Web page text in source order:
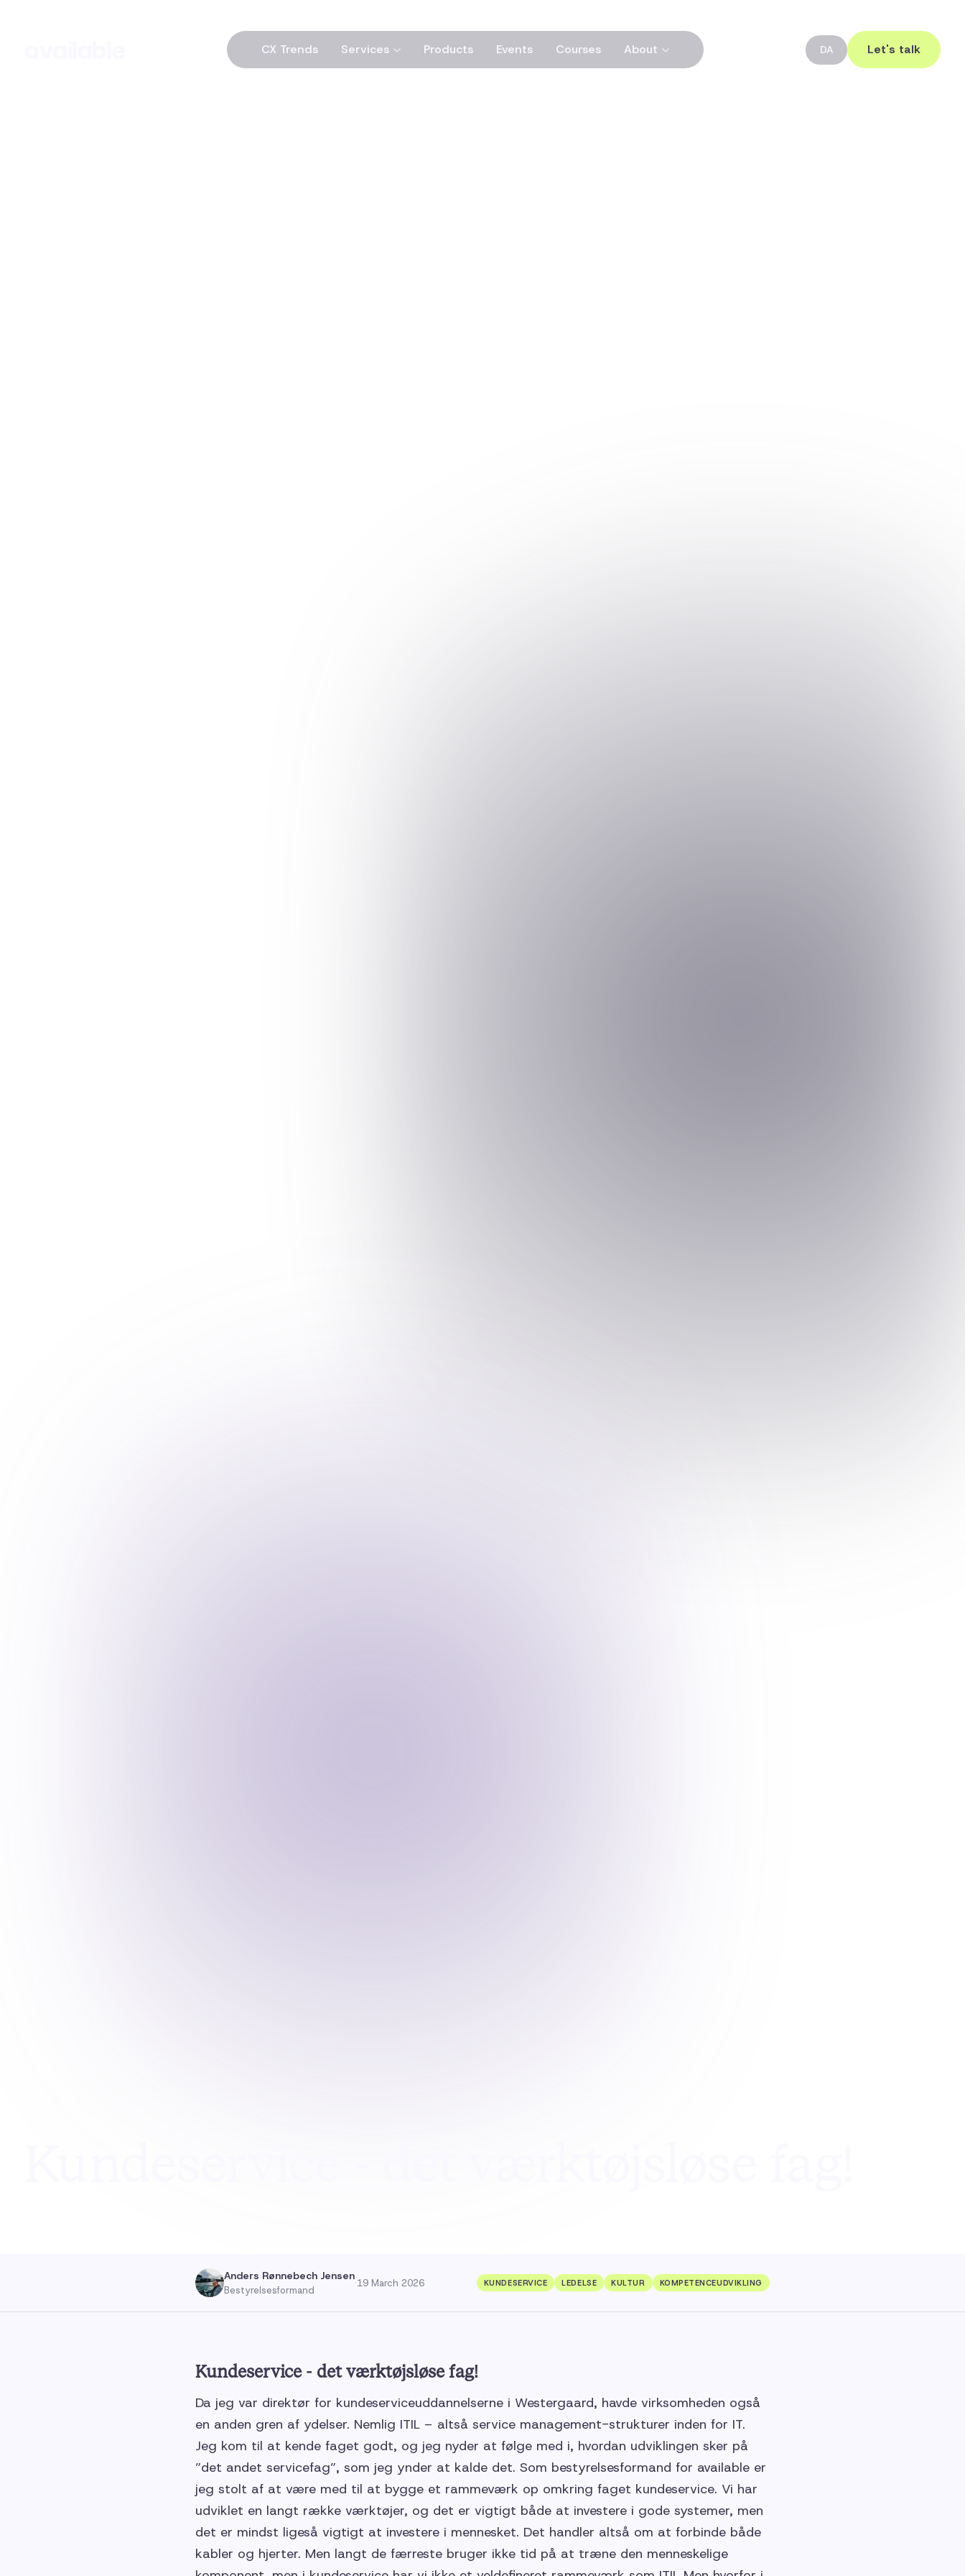
CX Trends Services Products Events Courses About DA Let's talk
Anders Rønnebech Jensen
Bestyrelsesformand
·19 March 2026 KUNDESERVICE LEDELSE KULTUR KOMPETENCEUDVIKLING
Kundeservice - det værktøjsløse fag!
Da jeg var direktør for kundeserviceuddannelserne i Westergaard, havde virksomheden også
en anden gren af ydelser. Nemlig ITIL – altså service management-strukturer inden for IT.
Jeg kom til at kende faget godt, og jeg nyder at følge med i, hvordan udviklingen sker på
”det andet servicefag”, som jeg ynder at kalde det. Som bestyrelsesformand for available er
jeg stolt af at være med til at bygge et rammeværk op omkring faget kundeservice. Vi har
udviklet en langt række værktøjer, og det er vigtigt både at investere i gode systemer, men
det er mindst ligeså vigtigt at investere i mennesket. Det handler altså om at forbinde både
kabler og hjerter. Men langt de færreste bruger ikke tid på at træne den menneskelige